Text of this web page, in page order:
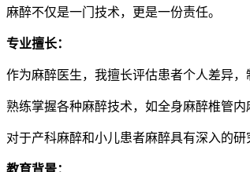
麻醉不仅是一门技术，更是一份责任。
专业擅长：
作为麻醉医生，我擅长评估患者个人差异
熟练掌握各种麻醉技术，如全身麻醉椎管
对于产科麻醉和小儿患者麻醉具有深入的